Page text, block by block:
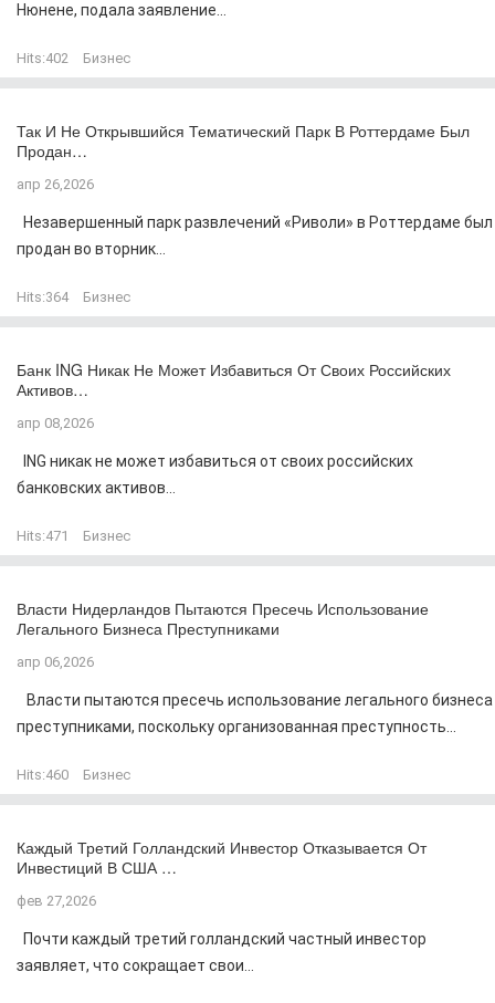
Нюнене, подала заявление...
Hits:402 Бизнес
Так И Не Открывшийся Тематический Парк В Роттердаме Был
Продан…
апр 26,2026
Незавершенный парк развлечений «Риволи» в Роттердаме был
продан во вторник...
Hits:364 Бизнес
Банк ING Никак Не Может Избавиться От Своих Российских
Активов…
апр 08,2026
ING никак не может избавиться от своих российских
банковских активов...
Hits:471 Бизнес
Власти Нидерландов Пытаются Пресечь Использование
Легального Бизнеса Преступниками
апр 06,2026
Власти пытаются пресечь использование легального бизнеса
преступниками, поскольку организованная преступность...
Hits:460 Бизнес
Каждый Третий Голландский Инвестор Отказывается От
Инвестиций В США …
фев 27,2026
Почти каждый третий голландский частный инвестор
заявляет, что сокращает свои...